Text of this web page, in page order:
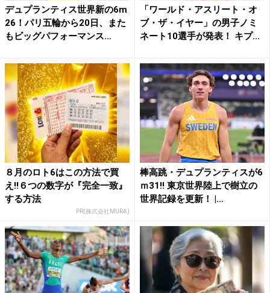
デュプランティス世界新の6m
26！パリ五輪から20日、また
もビッグパフォーマンス...
「ワールド・アスリート・オ
ブ・ザ・イヤー」の男子ノミ
ネート10選手が発表！ キプ...
８月のロト6はこの方法で買
え!!６つの数字が『完全一致』
する方法
PR(株式会社MURA)
棒高跳・デュプランティスが6
ｍ31!! 東京世界陸上で樹立の
世界記録を更新！ |...